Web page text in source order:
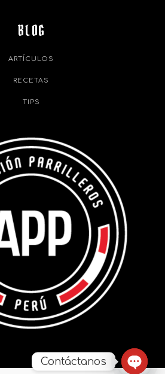
BLOG
ARTÍCULOS
RECETAS
TIPS
Contáctanos